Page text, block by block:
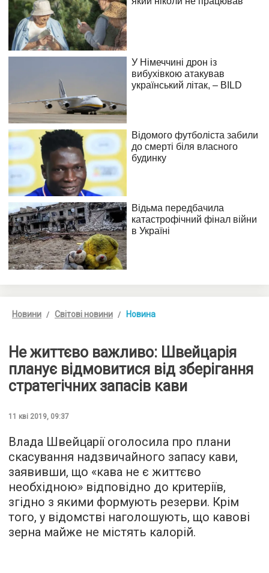
Новини Світові новини Новина
Не життєво важливо: Швейцарія
планує відмовитися від зберігання
стратегічних запасів кави
11 кві 2019, 09:37
Влада Швейцарії оголосила про плани
скасування надзвичайного запасу кави,
заявивши, що «кава не є життєво
необхідною» відповідно до критеріїв,
згідно з якими формують резерви. Крім
того, у відомстві наголошують, що кавові
зерна майже не містять калорій.